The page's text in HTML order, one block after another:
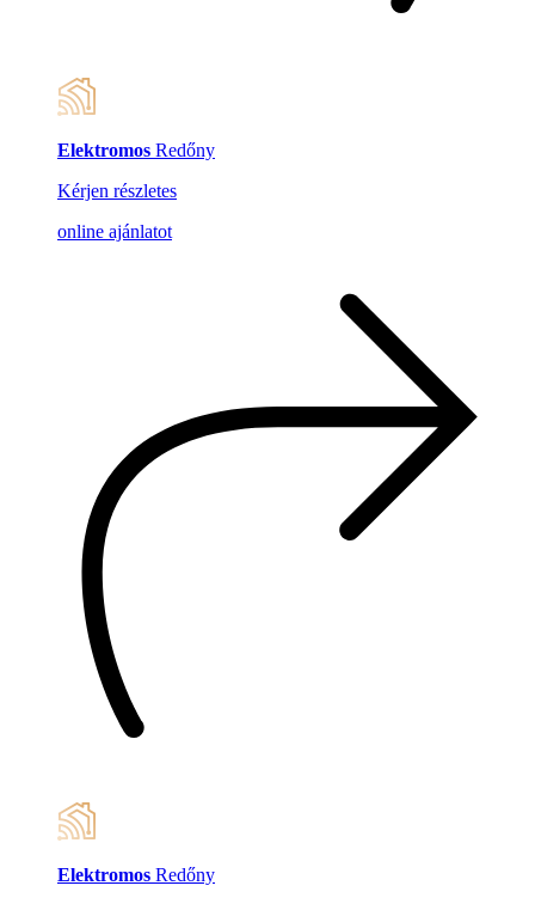
Elektromos Redőny
Kérjen részletes
online ajánlatot
Elektromos Redőny